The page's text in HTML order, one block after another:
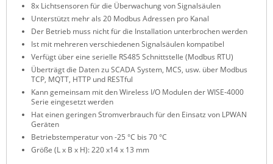
News zu unseren Herstellern
8x Lichtsensoren für die Überwachung von Signalsäulen
Unterstützt mehr als 20 Modbus Adressen pro Kanal
Der Betrieb muss nicht für die Installation unterbrochen werden
Ist mit mehreren verschiedenen Signalsäulen kompatibel
Verfügt über eine serielle RS485 Schnittstelle (Modbus RTU)
Überträgt die Daten zu SCADA System, MCS, usw. über Modbus
TCP, MQTT, HTTP und RESTful
Kann gemeinsam mit den Wireless I/O Modulen der WISE-4000
Serie eingesetzt werden
Hat einen geringen Stromverbrauch für den Einsatz von LPWAN
Geräten
Betriebstemperatur von -25 °C bis 70 °C
Größe (L x B x H): 220 x14 x 13 mm